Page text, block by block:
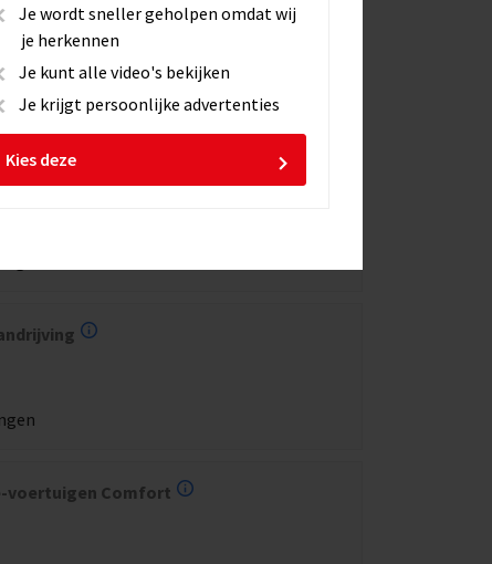
Je wordt sneller geholpen omdat wij
je herkennen
Je kunt alle video's bekijken
Je krijgt persoonlijke advertenties
Kies deze
voertuigen Aandrijving
voertuigen Comfort